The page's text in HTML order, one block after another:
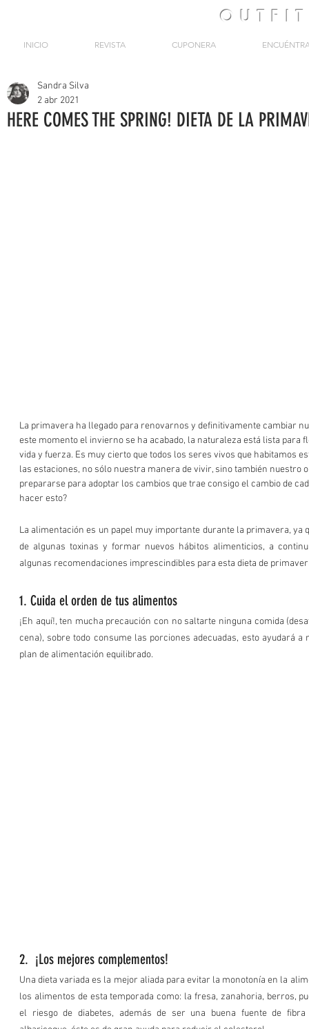
OUTFIT
INICIO REVISTA CUPONERA
HERE COMES THE SPRING! DIETA DE LA
Sandra Silva
2 abr 2021
La primavera ha llegado para renovarnos y definitivamente cambiar
este momento el invierno se ha acabado, la naturaleza está lista
vida y fuerza. Es muy cierto que todos los seres vivos que habitamos
las estaciones, no sólo nuestra manera de vivir, sino también nuestro
prepararse para adoptar los cambios que trae consigo el cambio de
hacer esto?
La alimentación es un papel muy importante durante la primavera, ya
de algunas toxinas y formar nuevos hábitos alimenticios, a
algunas recomendaciones imprescindibles para esta dieta de
1. Cuida el orden de tus alimentos
¡Eh aquí!, ten mucha precaución con no saltarte ninguna comida
cena), sobre todo consume las porciones adecuadas, esto ayudará
plan de alimentación equilibrado.
2.  ¡Los mejores complementos!
Una dieta variada es la mejor aliada para evitar la monotonía en la
los alimentos de esta temporada como: la fresa, zanahoria, berros,
el riesgo de diabetes, además de ser una buena fuente de